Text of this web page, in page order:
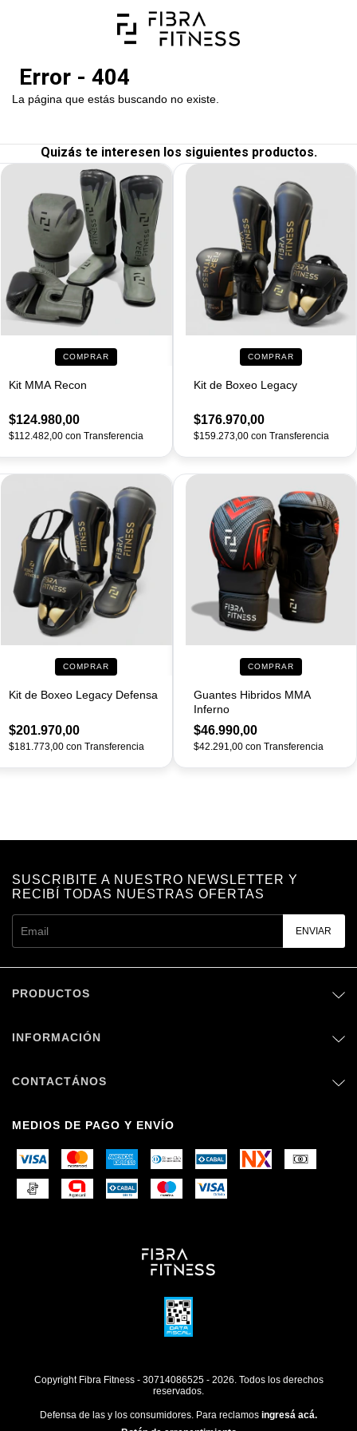
Error - 404
La página que estás buscando no existe.
Quizás te interesen los siguientes productos.
COMPRAR
Kit MMA Recon
$124.980,00
$112.482,00 con Transferencia
COMPRAR
Kit de Boxeo Legacy
$176.970,00
$159.273,00 con Transferencia
COMPRAR
Kit de Boxeo Legacy Defensa
$201.970,00
$181.773,00 con Transferencia
COMPRAR
Guantes Hibridos MMA
Inferno
$46.990,00
$42.291,00 con Transferencia
SUSCRIBITE A NUESTRO NEWSLETTER Y
RECIBÍ TODAS NUESTRAS OFERTAS
PRODUCTOS
INFORMACIÓN
CONTACTÁNOS
MEDIOS DE PAGO Y ENVÍO
Copyright Fibra Fitness - 30714086525 - 2026. Todos los derechos
reservados.
Defensa de las y los consumidores. Para reclamos ingresá acá.